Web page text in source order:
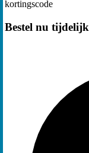
kortingscode
Bestel nu tijdelijk